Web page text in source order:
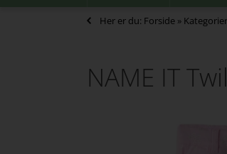
Her er du: Forside » Kategorier
NAME IT